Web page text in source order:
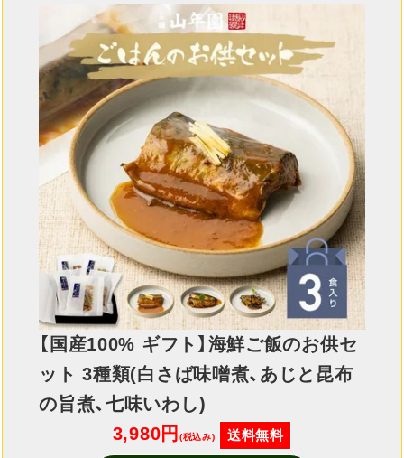
【国産100% ギフト】海鮮ご飯のお供セ
ット 3種類(白さば味噌煮、あじと昆布
の旨煮、七味いわし)
3,980円 (税込み) 送料無料